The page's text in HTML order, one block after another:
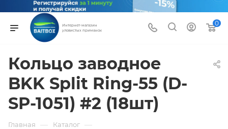
Интернет-магазин
уловистых приманок
0
Кольцо заводное
BKK Split Ring-55 (D-
SP-1051) #2 (18шт)
Главная — Каталог —